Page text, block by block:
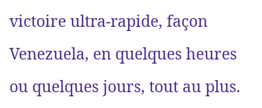
victoire ultra-rapide, façon
Venezuela, en quelques heures
ou quelques jours, tout au plus.